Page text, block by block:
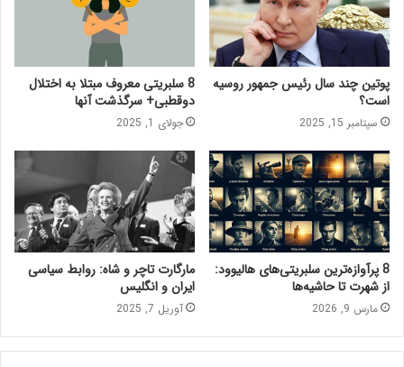
پوتین چند سال رئیس جمهور روسیه
است؟
سپتامبر 15, 2025
8 سلبریتی معروف مبتلا به اختلال
دوقطبی+ سرگذشت آنها
جولای 1, 2025
8 پرآوازه‌ترین سلبریتی‌های هالیوود:
از شهرت تا حاشیه‌ها
مارس 9, 2026
مارگارت تاچر و شاه: روابط سیاسی
ایران و انگلیس
آوریل 7, 2025